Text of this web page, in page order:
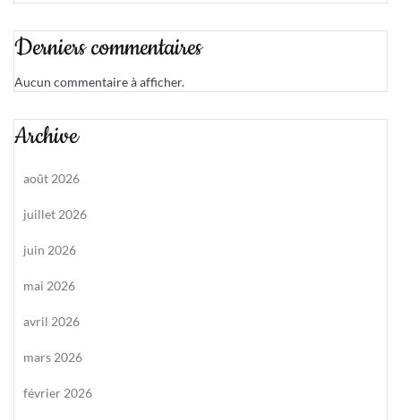
Derniers commentaires
Aucun commentaire à afficher.
Archive
août 2026
juillet 2026
juin 2026
mai 2026
avril 2026
mars 2026
février 2026